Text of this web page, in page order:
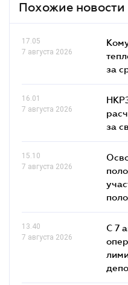
Похожие новости
17.05
7 августа 2026
за
16.01
7 августа 2026
за
15.10
7 августа 2026
13.40
7 августа 2026
С 7